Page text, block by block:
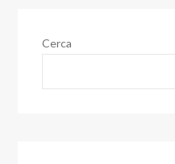
Cerca